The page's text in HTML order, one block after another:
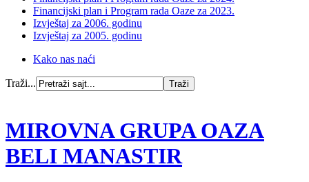
Financijski plan i Program rada Oaze za 2023.
Izvještaj za 2006. godinu
Izvještaj za 2005. godinu
Kako nas naći
Traži...
MIROVNA GRUPA OAZA
BELI MANASTIR